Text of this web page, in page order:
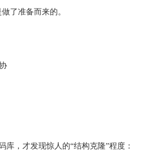
了准备而来的。
，才发现惊人的“结构克隆”程度：